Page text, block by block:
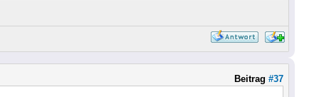
Beitrag #37